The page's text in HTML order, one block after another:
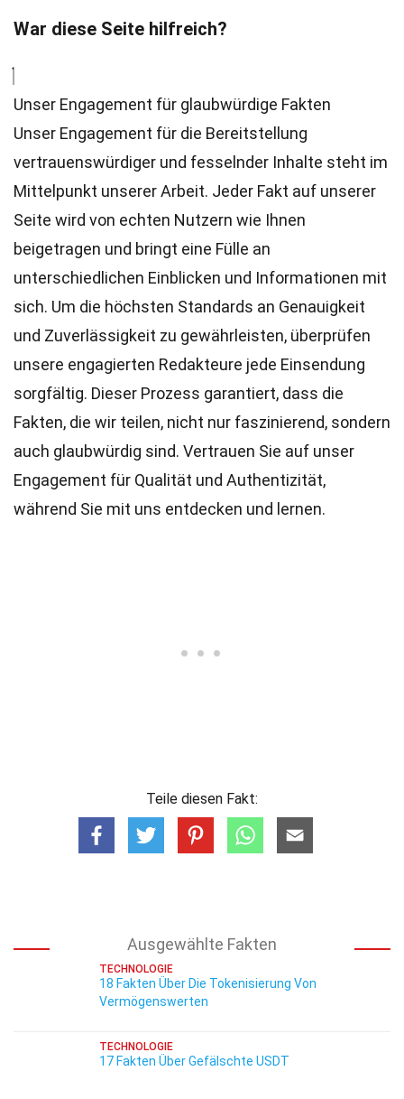
War diese Seite hilfreich?
Unser Engagement für glaubwürdige Fakten
Unser Engagement für die Bereitstellung
vertrauenswürdiger und fesselnder Inhalte steht im
Mittelpunkt unserer Arbeit. Jeder Fakt auf unserer
Seite wird von echten Nutzern wie Ihnen
beigetragen und bringt eine Fülle an
unterschiedlichen Einblicken und Informationen mit
sich. Um die höchsten Standards an Genauigkeit
und Zuverlässigkeit zu gewährleisten, überprüfen
unsere engagierten Redakteure jede Einsendung
sorgfältig. Dieser Prozess garantiert, dass die
Fakten, die wir teilen, nicht nur faszinierend, sondern
auch glaubwürdig sind. Vertrauen Sie auf unser
Engagement für Qualität und Authentizität,
während Sie mit uns entdecken und lernen.
Teile diesen Fakt:
Ausgewählte Fakten
TECHNOLOGIE
18 Fakten Über Die Tokenisierung Von
Vermögenswerten
TECHNOLOGIE
17 Fakten Über Gefälschte USDT